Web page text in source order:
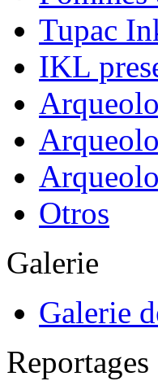
Tupac
IKL
Otros
Galerie
Galerie
Reportages